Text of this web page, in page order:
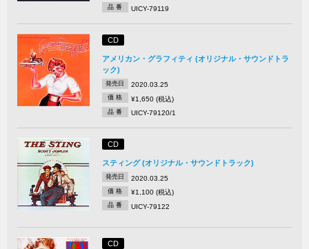
品 番 UICY-79119
CD
アメリカン・グラフィティ (オリジナル・サウンドトラ
ック)
発売日 2020.03.25
価 格 ¥1,650 (税込)
品 番 UICY-79120/1
CD
スティング (オリジナル・サウンドトラック)
発売日 2020.03.25
価 格 ¥1,100 (税込)
品 番 UICY-79122
CD